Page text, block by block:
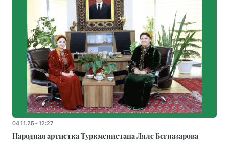
04.11.25 - 12:27
Народная артистка Туркменистана Ляле Бегназарова